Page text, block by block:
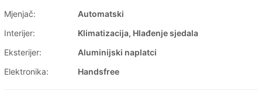
Mjenjač:
Automatski
Interijer:
Klimatizacija, Hlađenje sjedala
Eksterijer:
Aluminijski naplatci
Elektronika:
Handsfree